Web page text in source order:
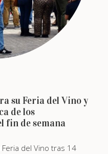
su Feria del Vino y
de los
fin de semana
del Vino tras 14